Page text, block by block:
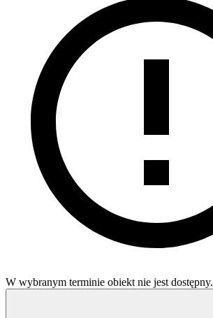
W wybranym terminie obiekt nie jest dostępny.